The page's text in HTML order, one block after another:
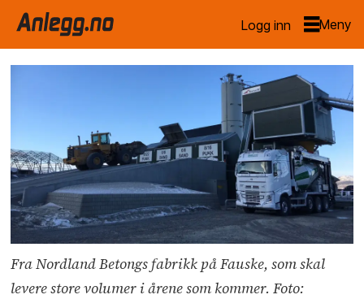
Logg inn
Fra Nordland Betongs fabrikk på Fauske, som skal
levere store volumer i årene som kommer. Foto: